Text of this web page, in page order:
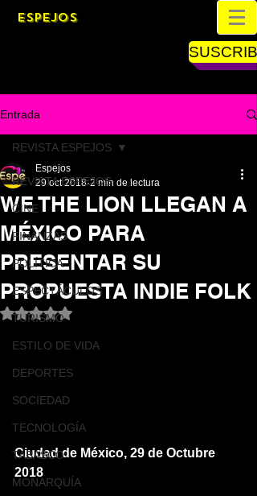
ESPEJOS
Entrada
REVISTA ESPEJOS
CINE
FINANZAS
POLÍTICA
ESPECTÁCULOS
TURISMO
ESTILO DE VIDA
DEPORTES
SOCIEDAD
TECNOLOGÍA
TABASCO
MONARQUÍA
REVISTA ESPEJOS
WE THE LION LLEGAN A
MÉXICO PARA
PRESENTAR SU
PROPUESTA INDIE FOLK
Espejos
29 oct 2018 2 min de lectura
Obtuvo NaN de 5 estrellas.
Ciudad de México, 29 de Octubre
2018